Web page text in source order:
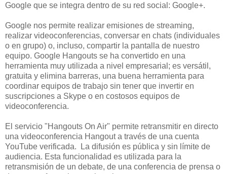
Google que se integra dentro de su red social: Google+.
Google nos permite realizar emisiones de streaming,
realizar videoconferencias, conversar en chats (individuales
o en grupo) o, incluso, compartir la pantalla de nuestro
equipo. Google Hangouts se ha convertido en una
herramienta muy utilizada a nivel empresarial; es versátil,
gratuita y elimina barreras, una buena herramienta para
coordinar equipos de trabajo sin tener que invertir en
suscripciones a Skype o en costosos equipos de
videoconferencia.
El servicio "Hangouts On Air" permite retransmitir en directo
una videoconferencia Hangout a través de una cuenta
YouTube verificada. La difusión es pública y sin límite de
audiencia. Esta funcionalidad es utilizada para la
retransmisión de un debate, de una conferencia de prensa o